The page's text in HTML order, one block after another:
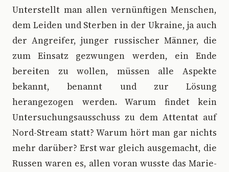
Unterstellt man allen vernünftigen Menschen,
dem Leiden und Sterben in der Ukraine, ja auch
der Angreifer, junger russischer Männer, die
zum Einsatz gezwungen werden, ein Ende
bereiten zu wollen, müssen alle Aspekte
bekannt, benannt und zur Lösung
herangezogen werden. Warum findet kein
Untersuchungsausschuss zu dem Attentat auf
Nord-Stream statt? Warum hört man gar nichts
mehr darüber? Erst war gleich ausgemacht, die
Russen waren es, allen voran wusste das Marie-